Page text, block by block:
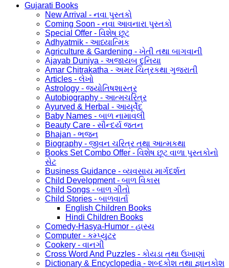
Gujarati Books
New Arrival - નવા પુસ્તકો
Coming Soon - નવા આવનારા પુસ્તકો
Special Offer - વિશેષ છૂટ
Adhyatmik - આધ્યાત્મિક
Agriculture & Gardening - ખેતી તથા બાગવાની
Ajayab Duniya - અજાયબ દુનિયા
Amar Chitrakatha - અમર ચિત્રકથા ગુજરાતી
Articles - લેખો
Astrology - જ્યોતિષશાસ્ત્ર
Autobiography - આત્મચરિત્ર
Ayurved & Herbal - આયૂર્વેદ
Baby Names - બાળ નામાવલી
Beauty Care - સૌન્દર્ય જતન
Bhajan - ભજન
Biography - જીવન ચરિત્ર તથા આત્મકથા
Books Set Combo Offer - વિશેષ છૂટ વાળા પુસ્તકોનો
સેટ
Business Guidance - વ્યવસાય માર્ગદર્શન
Child Development - બાળ વિકાસ
Child Songs - બાળ ગીતો
Child Stories - બાળવાર્તા
English Children Books
Hindi Children Books
Comedy-Hasya-Humor - હાસ્ય
Computer - કમ્પ્યુટર
Cookery - વાનગી
Cross Word And Puzzles - કોયડા તથા ઉખાણાં
Dictionary & Encyclopedia - શબ્દકોશ તથા જ્ઞાનકોશ